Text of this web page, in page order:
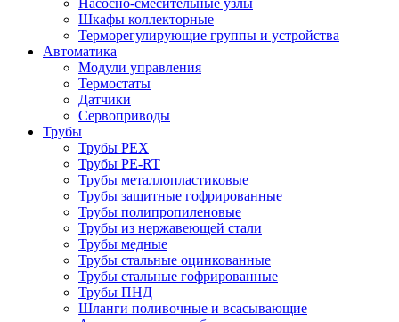
Шкафы коллекторные
Терморегулирующие группы и устройства
Автоматика
Модули управления
Термостаты
Датчики
Сервоприводы
Трубы
Трубы PEX
Трубы PE-RT
Трубы металлопластиковые
Трубы защитные гофрированные
Трубы полипропиленовые
Трубы из нержавеющей стали
Трубы медные
Трубы стальные оцинкованные
Трубы стальные гофрированные
Трубы ПНД
Шланги поливочные и всасывающие